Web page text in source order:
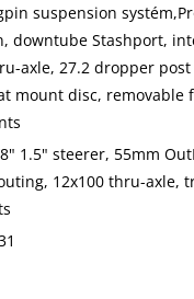
suspension
downtube Stashport,
axle, 27.2 dropper post
mount disc, removable
1.5" steerer, 55mm
12x100 thru-axle,